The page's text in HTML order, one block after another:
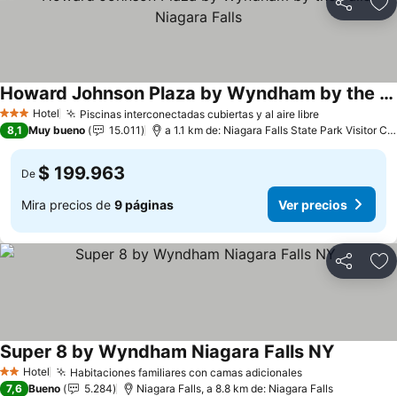
Compartir
3 Estrellas
Hotel Piscinas interconectadas cubiertas y al aire libreVer precios
Howard Johnson Plaza by Wyndham by the Falls Niagara Falls
Ver precios
8,1 Muy bueno 15.011 a 1.1 km de: Niagara Falls State Park Visitor
De $ 199.963
Mira precios de 9 páginas Ver precios
Compartir
2 Estrellas
Hotel Habitaciones familiares con camas adicionalesVer precios
Super 8 by Wyndham Niagara Falls NY
7,6 Bueno 5.284 Niagara Falls, a 8.8 km de: Niagara Falls